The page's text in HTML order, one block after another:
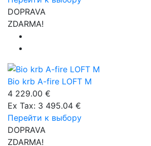
DOPRAVA
ZDARMA!
Bio krb A-fire LOFT M
4 229.00 €
Ex Tax: 3 495.04 €
Перейти к выбору
DOPRAVA
ZDARMA!